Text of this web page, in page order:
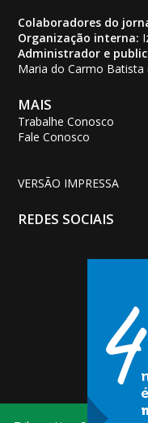
Colaboradores do
Organização interna:
Administrador e
Maria do Carmo Batista
MAIS
Trabalhe Conosco
Fale Conosco
VERSÃO IMPRESSA
REDES SOCIAIS